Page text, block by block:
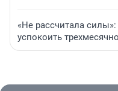
«Не рассчитала
успокоить